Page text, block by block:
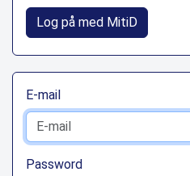
Log på med MitiD
E-mail
Password